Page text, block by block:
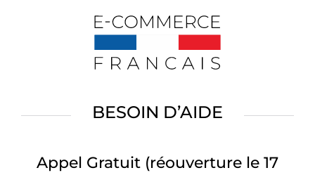
BESOIN D’AIDE
Appel Gratuit (réouverture le 17